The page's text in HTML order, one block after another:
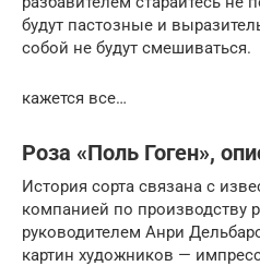
будут пастозные и
собой не будут смешиваться.
кажется все…
Роза «Поль Гоген»,
История сорта связана с
компанией по производству
руководителем Анри
картин художников —